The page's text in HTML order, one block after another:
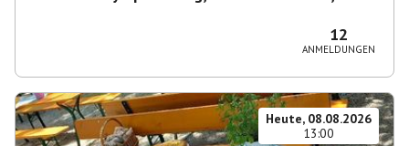
12
ANMELDUNGEN
Heute, 08.08.2026
13:00